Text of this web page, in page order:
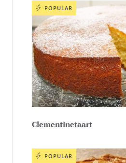
POPULAR
Clementinetaart
POPULAR